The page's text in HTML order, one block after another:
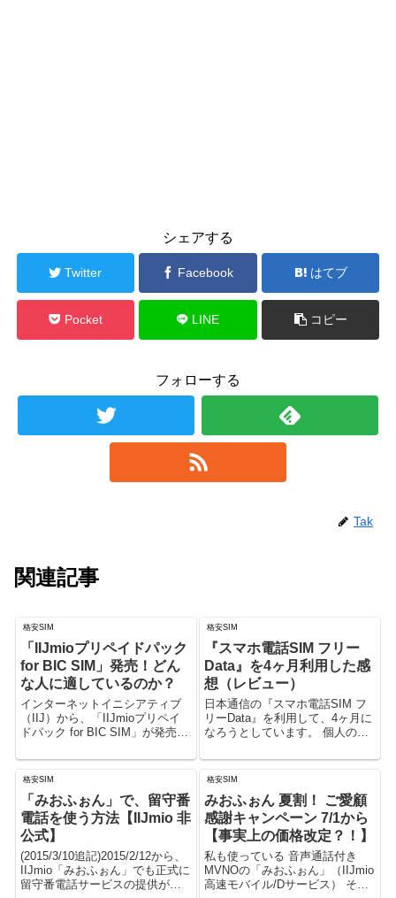
シェアする
Twitter Facebook はてブ
Pocket LINE コピー
フォローする
Tak
関連記事
格安SIM
「IIJmioプリペイドパック
for BIC SIM」発売！どん
な人に適しているのか？
インターネットイニシアティブ
（IIJ）から、「IIJmioプリペイ
ドパック for BIC SIM」が発売さ
トの通信が可能――「IIJmioプリ
ペイドパック for BIC SIM」発売
- I...
格安SIM
『スマホ電話SIM フリー
Data』を4ヶ月利用した感
想（レビュー）
日本通信の『スマホ電話SIM フ
リーData』を利用して、4ヶ月に
なろうとしています。 個人の感
た感想を書きたいと思います。
格安SIM
「みおふぉん」で、留守番
電話を使う方法【IIJmio 非
公式】
(2015/3/10追記)2015/2/12から、
IIJmio「みおふぉん」でも正式に
留守番電話サービスの提供が始
格安SIM
みおふぉん 夏割！ ご愛顧
感謝キャンペーン 7/1から
【事実上の価格改定？！】
私も使っている 音声通話付き
MVNOの「みおふぉん」（IIJmio
高速モバイル/Dサービス） その